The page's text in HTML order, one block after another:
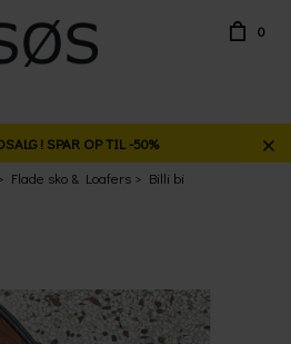
0
! SPAR OP TIL -50%
Flade sko & Loafers
Billi bi